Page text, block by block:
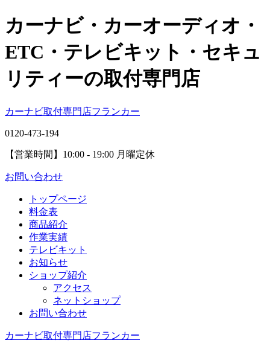
カーナビ・カーオーディオ・
ETC・テレビキット・セキュ
リティーの取付専門店
カーナビ取付専⾨店フランカー
0120-473-194
【営業時間】 10:00 - 19:00 月曜定休
お問い合わせ
トップページ
料金表
商品紹介
作業実績
テレビキット
お知らせ
ショップ紹介
アクセス
ネットショップ
お問い合わせ
カーナビ取付専⾨店フランカー